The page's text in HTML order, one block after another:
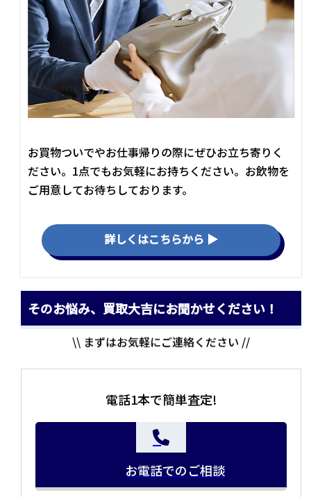
お買物ついでやお仕事帰りの際にぜひお立ち寄りく
ださい。1点でもお気軽にお持ちください。お飲物を
ご用意してお待ちしております。
詳しくはこちらから ▶
そのお悩み、買取大吉にお聞かせください！
\\ まずはお気軽にご連絡ください //
電話1本で簡単査定!
お電話でのご相談